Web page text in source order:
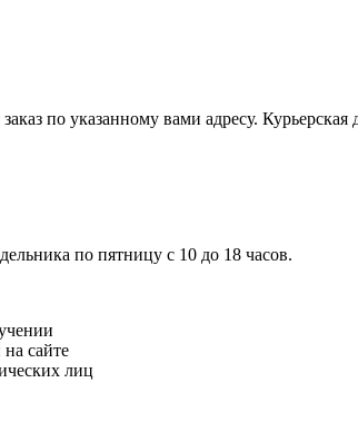
по указанному вами адресу. Курьерская
по пятницу с 10 до 18 часов.
сайте
лиц